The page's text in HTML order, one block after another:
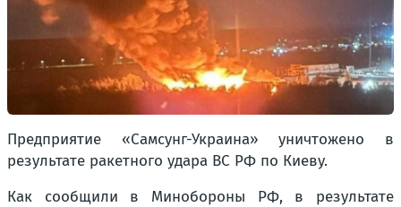
Предприятие «Самсунг-Украина» уничтожено в
результате ракетного удара ВС РФ по Киеву.
Как сообщили в Минобороны РФ, в результате